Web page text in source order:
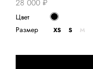
28 000 ₽
Цвет
Размер XS S M